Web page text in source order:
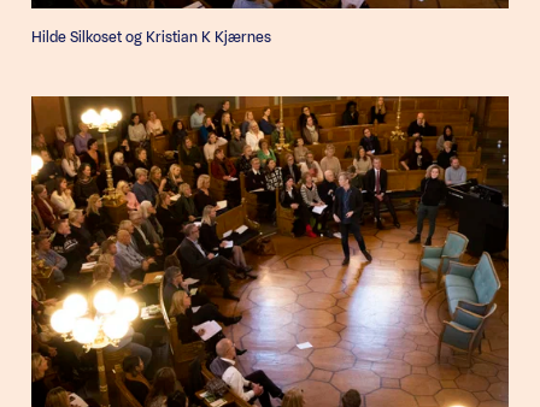
Hilde Silkoset og Kristian K Kjærnes